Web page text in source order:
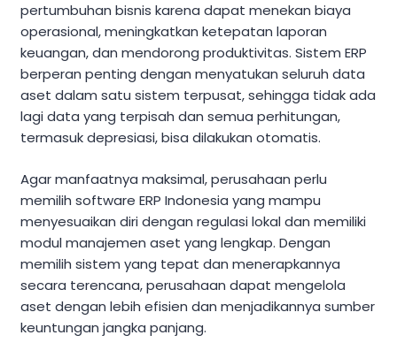
pertumbuhan bisnis karena dapat menekan biaya
operasional, meningkatkan ketepatan laporan
keuangan, dan mendorong produktivitas. Sistem ERP
berperan penting dengan menyatukan seluruh data
aset dalam satu sistem terpusat, sehingga tidak ada
lagi data yang terpisah dan semua perhitungan,
termasuk depresiasi, bisa dilakukan otomatis.
Agar manfaatnya maksimal, perusahaan perlu
memilih software ERP Indonesia yang mampu
menyesuaikan diri dengan regulasi lokal dan memiliki
modul manajemen aset yang lengkap. Dengan
memilih sistem yang tepat dan menerapkannya
secara terencana, perusahaan dapat mengelola
aset dengan lebih efisien dan menjadikannya sumber
keuntungan jangka panjang.